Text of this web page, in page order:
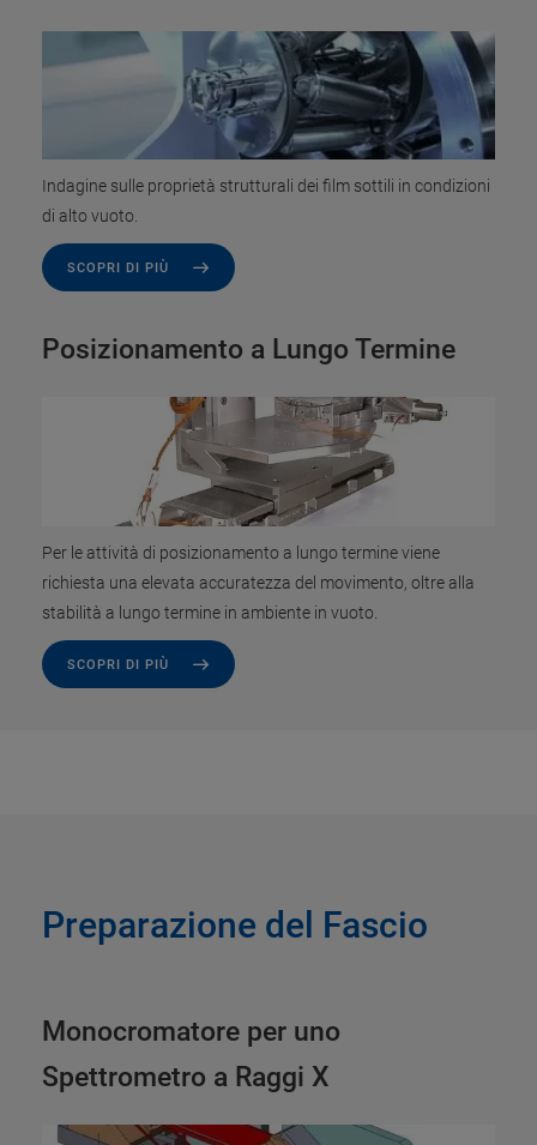
Indagine sulle proprietà strutturali dei film sottili in condizioni
di alto vuoto.
SCOPRI DI PIÙ
Posizionamento a Lungo Termine
Per le attività di posizionamento a lungo termine viene
richiesta una elevata accuratezza del movimento, oltre alla
stabilità a lungo termine in ambiente in vuoto.
SCOPRI DI PIÙ
Preparazione del Fascio
Monocromatore per uno
Spettrometro a Raggi X